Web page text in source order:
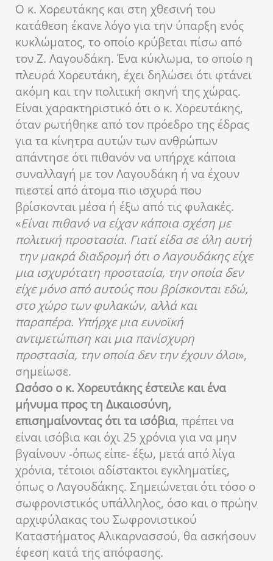
Ο κ. Χορευτάκης και στη χθεσινή του
κατάθεση έκανε λόγο για την ύπαρξη ενός
κυκλώματος, το οποίο κρύβεται πίσω από
τον Ζ. Λαγουδάκη. Ένα κύκλωμα, το οποίο η
πλευρά Χορευτάκη, έχει δηλώσει ότι φτάνει
ακόμη και την πολιτική σκηνή της χώρας.
Είναι χαρακτηριστικό ότι ο κ. Χορευτάκης,
όταν ρωτήθηκε από τον πρόεδρο της έδρας
για τα κίνητρα αυτών των ανθρώπων
απάντησε ότι πιθανόν να υπήρχε κάποια
συναλλαγή με τον Λαγουδάκη ή να έχουν
πιεστεί από άτομα πιο ισχυρά που
βρίσκονται μέσα ή έξω από τις φυλακές.
«Είναι πιθανό να είχαν κάποια σχέση με
πολιτική προστασία. Γιατί είδα σε όλη αυτή
την μακρά διαδρομή ότι ο Λαγουδάκης είχε
μια ισχυρότατη προστασία, την οποία δεν
είχε μόνο από αυτούς που βρίσκονται εδώ,
στο χώρο των φυλακών, αλλά και
παραπέρα. Υπήρχε μια ευνοϊκή
αντιμετώπιση και μια πανίσχυρη
προστασία, την οποία δεν την έχουν όλοι»,
σημείωσε.
Ωσόσο ο κ. Χορευτάκης έστειλε και ένα
μήνυμα προς τη Δικαιοσύνη,
επισημαίνοντας ότι τα ισόβια, πρέπει να
είναι ισόβια και όχι 25 χρόνια για να μην
βγαίνουν -όπως είπε- έξω, μετά από λίγα
χρόνια, τέτοιοι αδίστακτοι εγκληματίες,
όπως ο Λαγουδάκης. Σημειώνεται ότι τόσο ο
σωφρονιστικός υπάλληλος, όσο και ο πρώην
αρχιφύλακας του Σωφρονιστικού
Καταστήματος Αλικαρνασσού, θα ασκήσουν
έφεση κατά της απόφασης.